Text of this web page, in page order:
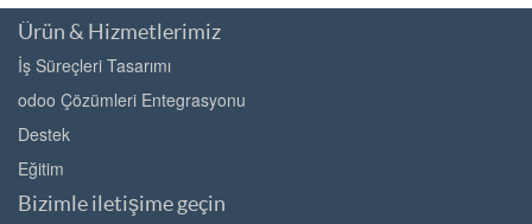
Ürün & Hizmetlerimiz
İş Süreçleri Tasarımı
odoo Çözümleri Entegrasyonu
Destek
Eğitim
Bizimle iletişime geçin